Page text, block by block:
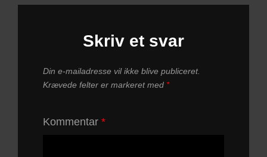
Skriv et svar
Din e-mailadresse vil ikke blive publiceret.
Krævede felter er markeret med *
Kommentar *